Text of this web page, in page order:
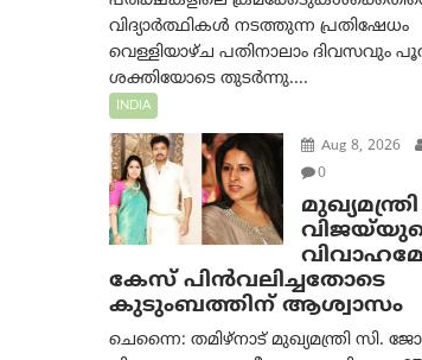
വിദ്യാർത്ഥികൾ നടത്തുന്ന പ്രതിഷേധം
വെള്ളിയാഴ്ച പതിനാലാം ദിവസവും
ശക്തിയോടെ തുടർന്നു....
INDIA
Aug 8, 2026
0
മുഖ്യമന്ത്രി
കേസ് പിൻവലിച്ചതോടെ
കുടുംബത്തിന് ആശ്വാസം
ചെന്നൈ: തമിഴ്‌നാട് മുഖ്യമന്ത്രി സി.